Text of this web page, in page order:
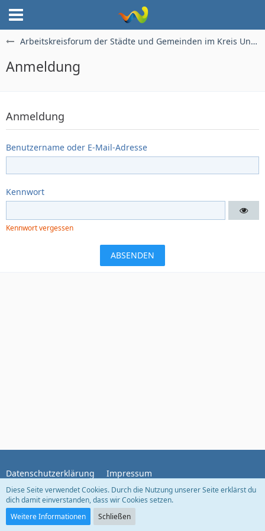
Arbeitskreisforum der Städte und Gemeinden im Kreis Unna
Anmeldung
Anmeldung
Benutzername oder E-Mail-Adresse
Kennwort
Kennwort vergessen
Datenschutzerklärung Impressum
Community-Software:
Diese Seite verwendet Cookies. Durch die Nutzung unserer Seite erklärst du
dich damit einverstanden, dass wir Cookies setzen.
Weitere Informationen
Schließen